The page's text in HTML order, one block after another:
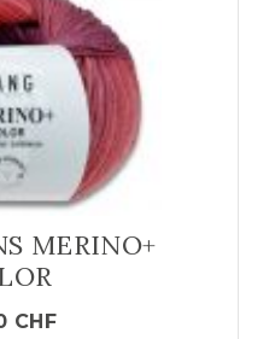
MERINO+
CHF